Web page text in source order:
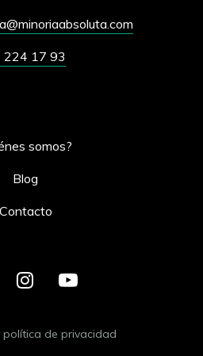
224 17 93
somos?
Blog
Contacto
política de privacidad